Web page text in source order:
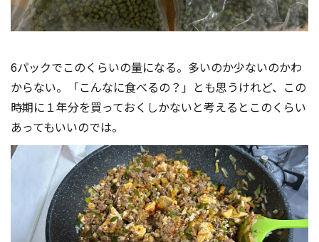
6パックでこのくらいの量になる。多いのか少ないのかわ
からない。「こんなに食べるの？」とも思うけれど、この
時期に１年分を買っておくしかないと考えるとこのくらい
あってもいいのでは。